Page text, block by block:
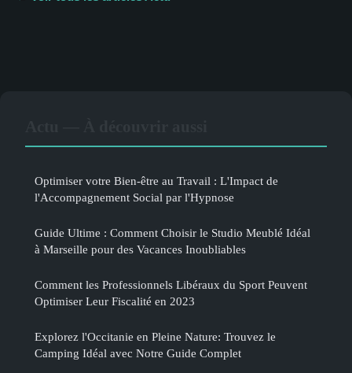
Optimiser votre Bien-être au Travail : L'Impact de
l'Accompagnement Social par l'Hypnose
Guide Ultime : Comment Choisir le Studio Meublé Idéal
à Marseille pour des Vacances Inoubliables
Comment les Professionnels Libéraux du Sport Peuvent
Optimiser Leur Fiscalité en 2023
Explorez l'Occitanie en Pleine Nature: Trouvez le
Camping Idéal avec Notre Guide Complet